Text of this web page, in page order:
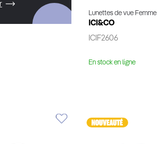
Lunettes de vue Femme
ICI&CO
ICIF2606
En stock en ligne